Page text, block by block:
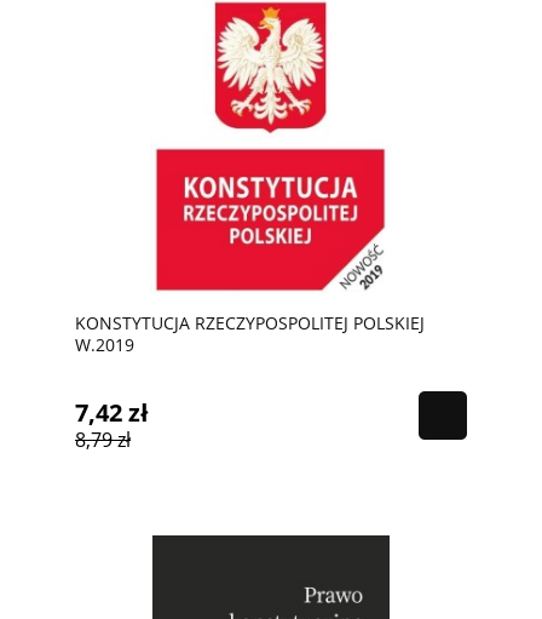
KONSTYTUCJA RZECZYPOSPOLITEJ POLSKIEJ
W.2019
7,42 zł
8,79 zł